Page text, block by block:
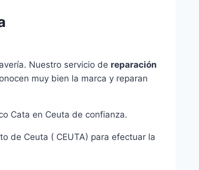
Nuestro servicio de reparación
muy bien la marca y reparan
Cata en Ceuta de confianza.
de Ceuta ( CEUTA) para efectuar la